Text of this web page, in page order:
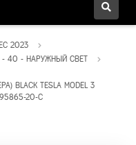
2023
- 40 - НАРУЖНЫЙ СВЕТ
BLACK TESLA MODEL 3
20-C